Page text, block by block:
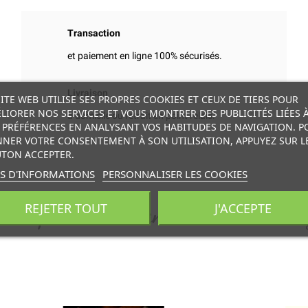
Transaction
et paiement en ligne 100% sécurisés.
Livraison
à domicile ou retrait en point relais.
produits dans la même
WEB UTILISE SES PROPRES COOKIES ET CEUX DE TIERS POUR
NOS SERVICES ET VOUS MONTRER DES PUBLICITÉS LIÉES
PRÉFÉRENCES EN ANALYSANT VOS HABITUDES DE NAVIGATION.
VOTRE CONSENTEMENT À SON UTILISATION, APPUYEZ SUR
ACCEPTER.
D'INFORMATIONS PERSONNALISER LES COOKIES
REJETER TOUT J'ACCEPTE